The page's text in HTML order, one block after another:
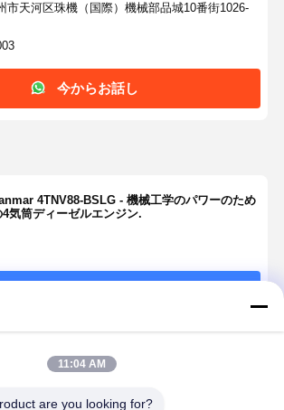
市天河区珠機（国際）機械部品城10番街1026-
今からお話し
4TNV88-BSLG - 機械工学のパワーのため
4気筒ディーゼルエンジン.
ダクト11:04 AM
are you looking for?